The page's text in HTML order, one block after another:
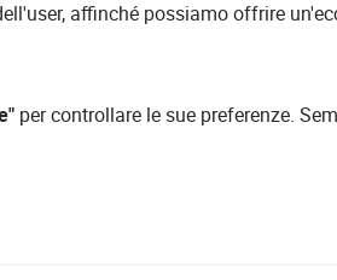
affinché possiamo offrire
per controllare le sue preferenze.